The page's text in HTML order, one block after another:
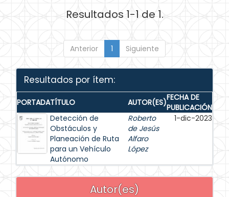
Resultados 1-1 de 1.
Anterior 1 Siguiente
Resultados por ítem:
PORTADATÍTULO AUTOR(ES)FECHA DE
PUBLICACIÓN
Detección de
Obstáculos y
Planeación de Ruta
para un Vehículo
Autónomo
Roberto
de Jesús
Alfaro
López
1-dic-2023
Autor(es)